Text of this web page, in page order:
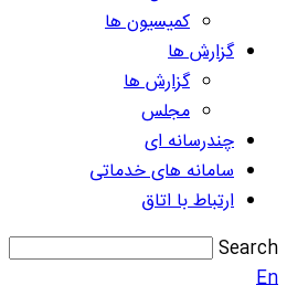
کمیسیون ها
گزارش ها
گزارش ها
مجلس
چندرسانه ای
سامانه های خدماتی
ارتباط با اتاق
Search
En